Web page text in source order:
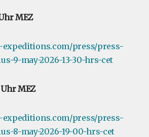
MEZ
expeditions.com/press/press-
9-may-2026-13-30-hrs-cet
MEZ
expeditions.com/press/press-
8-may-2026-19-00-hrs-cet